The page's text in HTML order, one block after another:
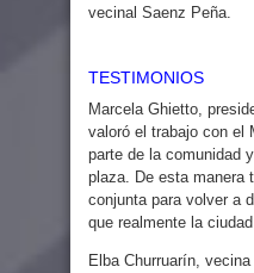
vecinal Saenz Peña.
TESTIMONIOS
Marcela Ghietto,
valoró el trabajo con el
parte de la comunidad
plaza. De esta manera
conjunta para volver a
que realmente la
Elba Churruarín,